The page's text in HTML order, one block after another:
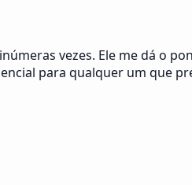
vezes. Ele me dá o
para qualquer um que